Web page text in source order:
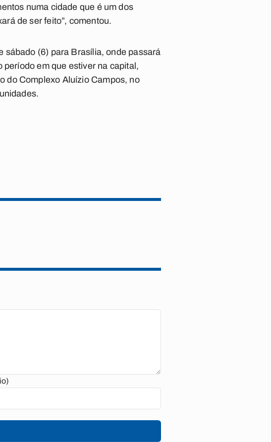
numa cidade que é um dos
de ser feito”, comentou.
sábado (6) para Brasília, onde passará
em que estiver na capital,
do Complexo Aluízio Campos, no